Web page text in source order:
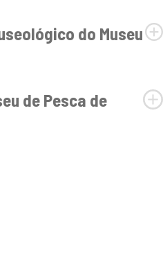
do Museu
de Pesca de